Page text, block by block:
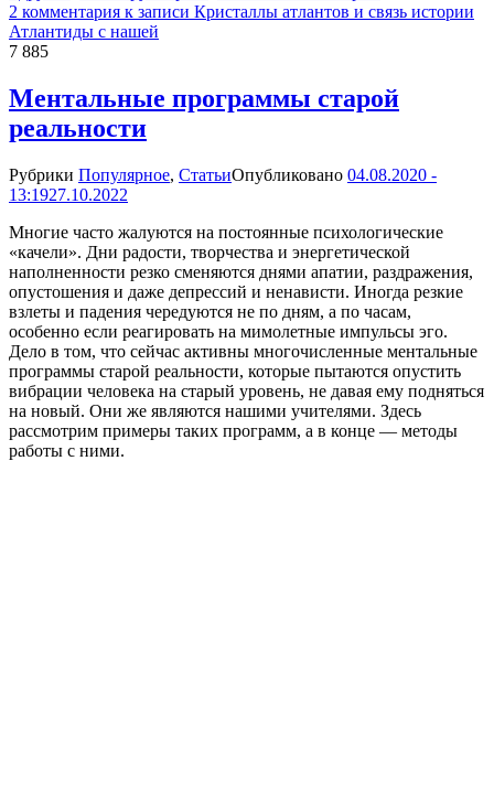
2 комментария к записи Кристаллы атлантов и связь истории
Атлантиды с нашей
7 885
Ментальные программы старой
реальности
Рубрики Популярное, СтатьиОпубликовано 04.08.2020 -
13:1927.10.2022
Многие часто жалуются на постоянные психологические
«качели». Дни радости, творчества и энергетической
наполненности резко сменяются днями апатии, раздражения,
опустошения и даже депрессий и ненависти. Иногда резкие
взлеты и падения чередуются не по дням, а по часам,
особенно если реагировать на мимолетные импульсы эго.
Дело в том, что сейчас активны многочисленные ментальные
программы старой реальности, которые пытаются опустить
вибрации человека на старый уровень, не давая ему подняться
на новый. Они же являются нашими учителями. Здесь
рассмотрим примеры таких программ, а в конце — методы
работы с ними.